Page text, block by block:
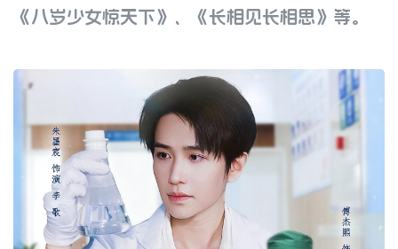
《八岁少女惊天下》、《长相见长相思》等。